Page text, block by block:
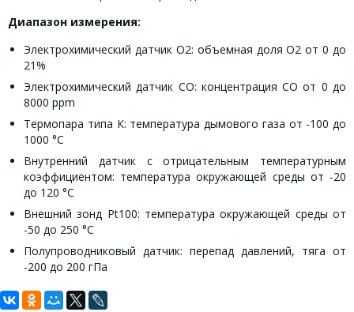
Диапазон измерения:
Электрохимический датчик О2: объемная доля О2 от 0 до
21%
Электрохимический датчик СО: концентрация СО от 0 до
8000 ppm
Термопара типа К: температура дымового газа от -100 до
1000 °С
Внутренний датчик с отрицательным температурным
коэффициентом: температура окружающей среды от -20
до 120 °С
Внешний зонд Pt100: температура окружающей среды от
-50 до 250 °С
Полупроводниковый датчик: перепад давлений, тяга от
-200 до 200 гПа